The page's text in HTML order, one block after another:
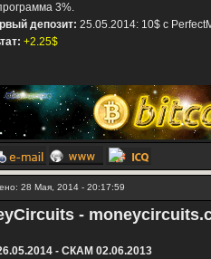
3%.
депозит: 25.05.2014: 10$ с
+2.25$
28 Мая, 2014 - 20:17:59
-
- СКАМ 02.06.2013